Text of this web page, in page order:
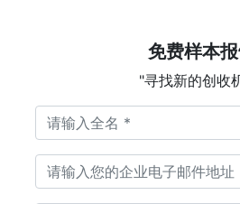
免费样本
"寻找新的创收